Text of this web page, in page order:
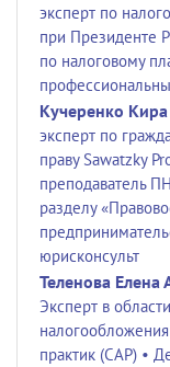
эксперт по
при Президенте
по налоговому
Кучеренко
эксперт по
праву Sawatzky
преподаватель
разделу
юрисконсульт
Теленова Елена
Эксперт в
практик (САР) •